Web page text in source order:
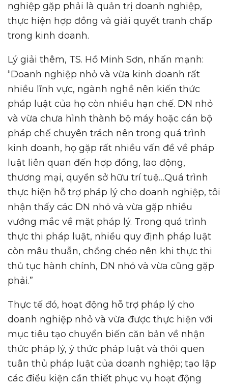
nghiệp gặp phải là quản trị doanh nghiệp,
thực hiện hợp đồng và giải quyết tranh chấp
trong kinh doanh.
Lý giải thêm, TS. Hồ Minh Sơn, nhấn mạnh:
“Doanh nghiệp nhỏ và vừa kinh doanh rất
nhiều lĩnh vực, ngành nghề nên kiến thức
pháp luật của họ còn nhiều hạn chế. DN nhỏ
và vừa chưa hình thành bộ máy hoặc cán bộ
pháp chế chuyên trách nên trong quá trình
kinh doanh, họ gặp rất nhiều vấn đề về pháp
luật liên quan đến hợp đồng, lao động,
thương mại, quyền sở hữu trí tuệ…Quá trình
thực hiện hỗ trợ pháp lý cho doanh nghiệp, tôi
nhận thấy các DN nhỏ và vừa gặp nhiều
vướng mắc về mặt pháp lý. Trong quá trình
thực thi pháp luật, nhiều quy định pháp luật
còn mâu thuẫn, chồng chéo nên khi thực thi
thủ tục hành chính, DN nhỏ và vừa cũng gặp
phải.”
Thực tế đó, hoạt động hỗ trợ pháp lý cho
doanh nghiệp nhỏ và vừa được thực hiện với
mục tiêu tạo chuyển biến căn bản về nhận
thức pháp lý, ý thức pháp luật và thói quen
tuân thủ pháp luật của doanh nghiệp; tạo lập
các điều kiện cần thiết phục vụ hoạt động